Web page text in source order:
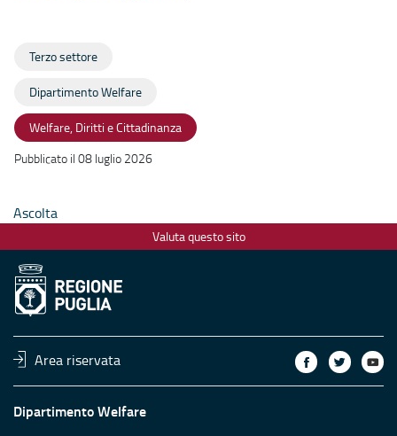
Terzo settore
Dipartimento Welfare
Welfare, Diritti e Cittadinanza
Pubblicato il 08 luglio 2026
Ascolta
Valuta questo sito
Area riservata
Dipartimento Welfare